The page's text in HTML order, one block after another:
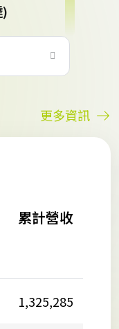
更多資訊
累計營收
1,325,285